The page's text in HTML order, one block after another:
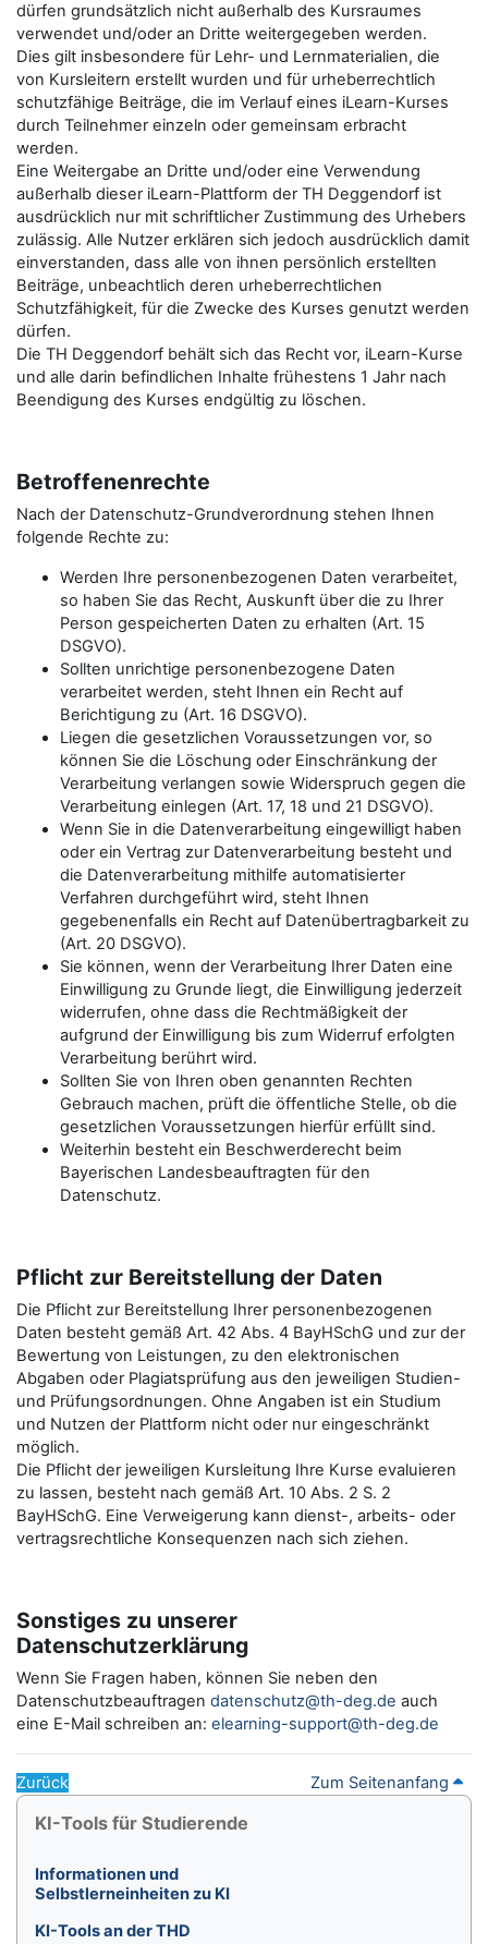
dürfen grundsätzlich nicht außerhalb des Kursraumes
verwendet und/oder an Dritte weitergegeben werden.
Dies gilt insbesondere für Lehr- und Lernmaterialien, die
von Kursleitern erstellt wurden und für urheberrechtlich
schutzfähige Beiträge, die im Verlauf eines iLearn-Kurses
durch Teilnehmer einzeln oder gemeinsam erbracht
werden.
Eine Weitergabe an Dritte und/oder eine Verwendung
außerhalb dieser iLearn-Plattform der TH Deggendorf ist
ausdrücklich nur mit schriftlicher Zustimmung des Urhebers
zulässig. Alle Nutzer erklären sich jedoch ausdrücklich damit
einverstanden, dass alle von ihnen persönlich erstellten
Beiträge, unbeachtlich deren urheberrechtlichen
Schutzfähigkeit, für die Zwecke des Kurses genutzt werden
dürfen.
Die TH Deggendorf behält sich das Recht vor, iLearn-Kurse
und alle darin befindlichen Inhalte frühestens 1 Jahr nach
Beendigung des Kurses endgültig zu löschen.
Betroffenenrechte
Nach der Datenschutz-Grundverordnung stehen Ihnen
folgende Rechte zu:
Werden Ihre personenbezogenen Daten verarbeitet,
so haben Sie das Recht, Auskunft über die zu Ihrer
Person gespeicherten Daten zu erhalten (Art. 15
DSGVO).
Sollten unrichtige personenbezogene Daten
verarbeitet werden, steht Ihnen ein Recht auf
Berichtigung zu (Art. 16 DSGVO).
Liegen die gesetzlichen Voraussetzungen vor, so
können Sie die Löschung oder Einschränkung der
Verarbeitung verlangen sowie Widerspruch gegen die
Verarbeitung einlegen (Art. 17, 18 und 21 DSGVO).
Wenn Sie in die Datenverarbeitung eingewilligt haben
oder ein Vertrag zur Datenverarbeitung besteht und
die Datenverarbeitung mithilfe automatisierter
Verfahren durchgeführt wird, steht Ihnen
gegebenenfalls ein Recht auf Datenübertragbarkeit zu
(Art. 20 DSGVO).
Sie können, wenn der Verarbeitung Ihrer Daten eine
Einwilligung zu Grunde liegt, die Einwilligung jederzeit
widerrufen, ohne dass die Rechtmäßigkeit der
aufgrund der Einwilligung bis zum Widerruf erfolgten
Verarbeitung berührt wird.
Sollten Sie von Ihren oben genannten Rechten
Gebrauch machen, prüft die öffentliche Stelle, ob die
gesetzlichen Voraussetzungen hierfür erfüllt sind.
Weiterhin besteht ein Beschwerderecht beim
Bayerischen Landesbeauftragten für den
Datenschutz.
Pflicht zur Bereitstellung der Daten
Die Pflicht zur Bereitstellung Ihrer personenbezogenen
Daten besteht gemäß Art. 42 Abs. 4 BayHSchG und zur der
Bewertung von Leistungen, zu den elektronischen
Abgaben oder Plagiatsprüfung aus den jeweiligen Studien-
und Prüfungsordnungen. Ohne Angaben ist ein Studium
und Nutzen der Plattform nicht oder nur eingeschränkt
möglich.
Die Pflicht der jeweiligen Kursleitung Ihre Kurse evaluieren
zu lassen, besteht nach gemäß Art. 10 Abs. 2 S. 2
BayHSchG. Eine Verweigerung kann dienst-, arbeits- oder
vertragsrechtliche Konsequenzen nach sich ziehen.
Sonstiges zu unserer
Datenschutzerklärung
Wenn Sie Fragen haben, können Sie neben den
Datenschutzbeauftragen datenschutz@th-deg.de auch
eine E-Mail schreiben an: elearning-support@th-deg.de
Zurück Zum Seitenanfang
Blöcke
KI-Tools für Studierende überspringen
KI-Tools für Studierende
Informationen und
Selbstlerneinheiten zu KI
KI-Tools an der THD